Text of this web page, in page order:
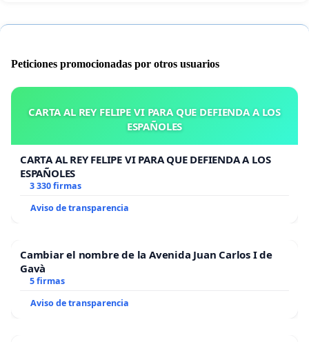
Peticiones promocionadas por otros usuarios
CARTA AL REY FELIPE VI PARA QUE DEFIENDA A LOS
ESPAÑOLES
CARTA AL REY FELIPE VI PARA QUE DEFIENDA A LOS
ESPAÑOLES
3 330 firmas
Aviso de transparencia
Cambiar el nombre de la Avenida Juan Carlos I de
Gavà
5 firmas
Aviso de transparencia